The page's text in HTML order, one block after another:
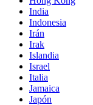
India
Indonesia
Irán
Irak
Islandia
Israel
Italia
Jamaica
Japón